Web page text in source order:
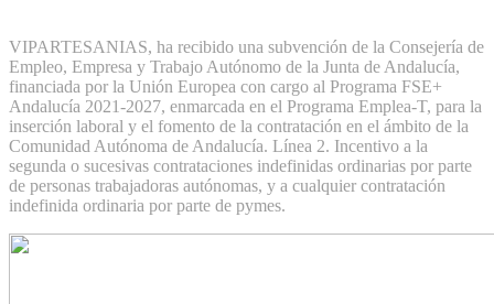
VIPARTESANIAS, ha recibido una subvención de la Consejería de
Empleo, Empresa y Trabajo Autónomo de la Junta de Andalucía,
financiada por la Unión Europea con cargo al Programa FSE+
Andalucía 2021-2027, enmarcada en el Programa Emplea-T, para la
inserción laboral y el fomento de la contratación en el ámbito de la
Comunidad Autónoma de Andalucía. Línea 2. Incentivo a la
segunda o sucesivas contrataciones indefinidas ordinarias por parte
de personas trabajadoras autónomas, y a cualquier contratación
indefinida ordinaria por parte de pymes.